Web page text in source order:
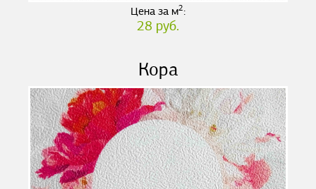
Цена за м2:
28 руб.
Кора